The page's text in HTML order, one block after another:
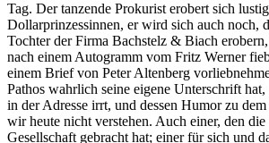
Tag. Der tanzende Prokurist erobert sich
Dollarprinzessinnen, er wird sich auch noch,
Tochter der Firma Bachstelz & Biach
nach einem Autogramm vom Fritz Werner
einem Brief von Peter Altenberg
Pathos wahrlich seine eigene Unterschrift
in der Adresse irrt, und dessen Humor zu
wir heute nicht verstehen. Auch einer, den
Gesellschaft gebracht hat; einer für sich und